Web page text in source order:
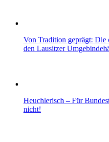
Von Tradition geprägt: Die
den Lausitzer
Heuchlerisch – Für
nicht!